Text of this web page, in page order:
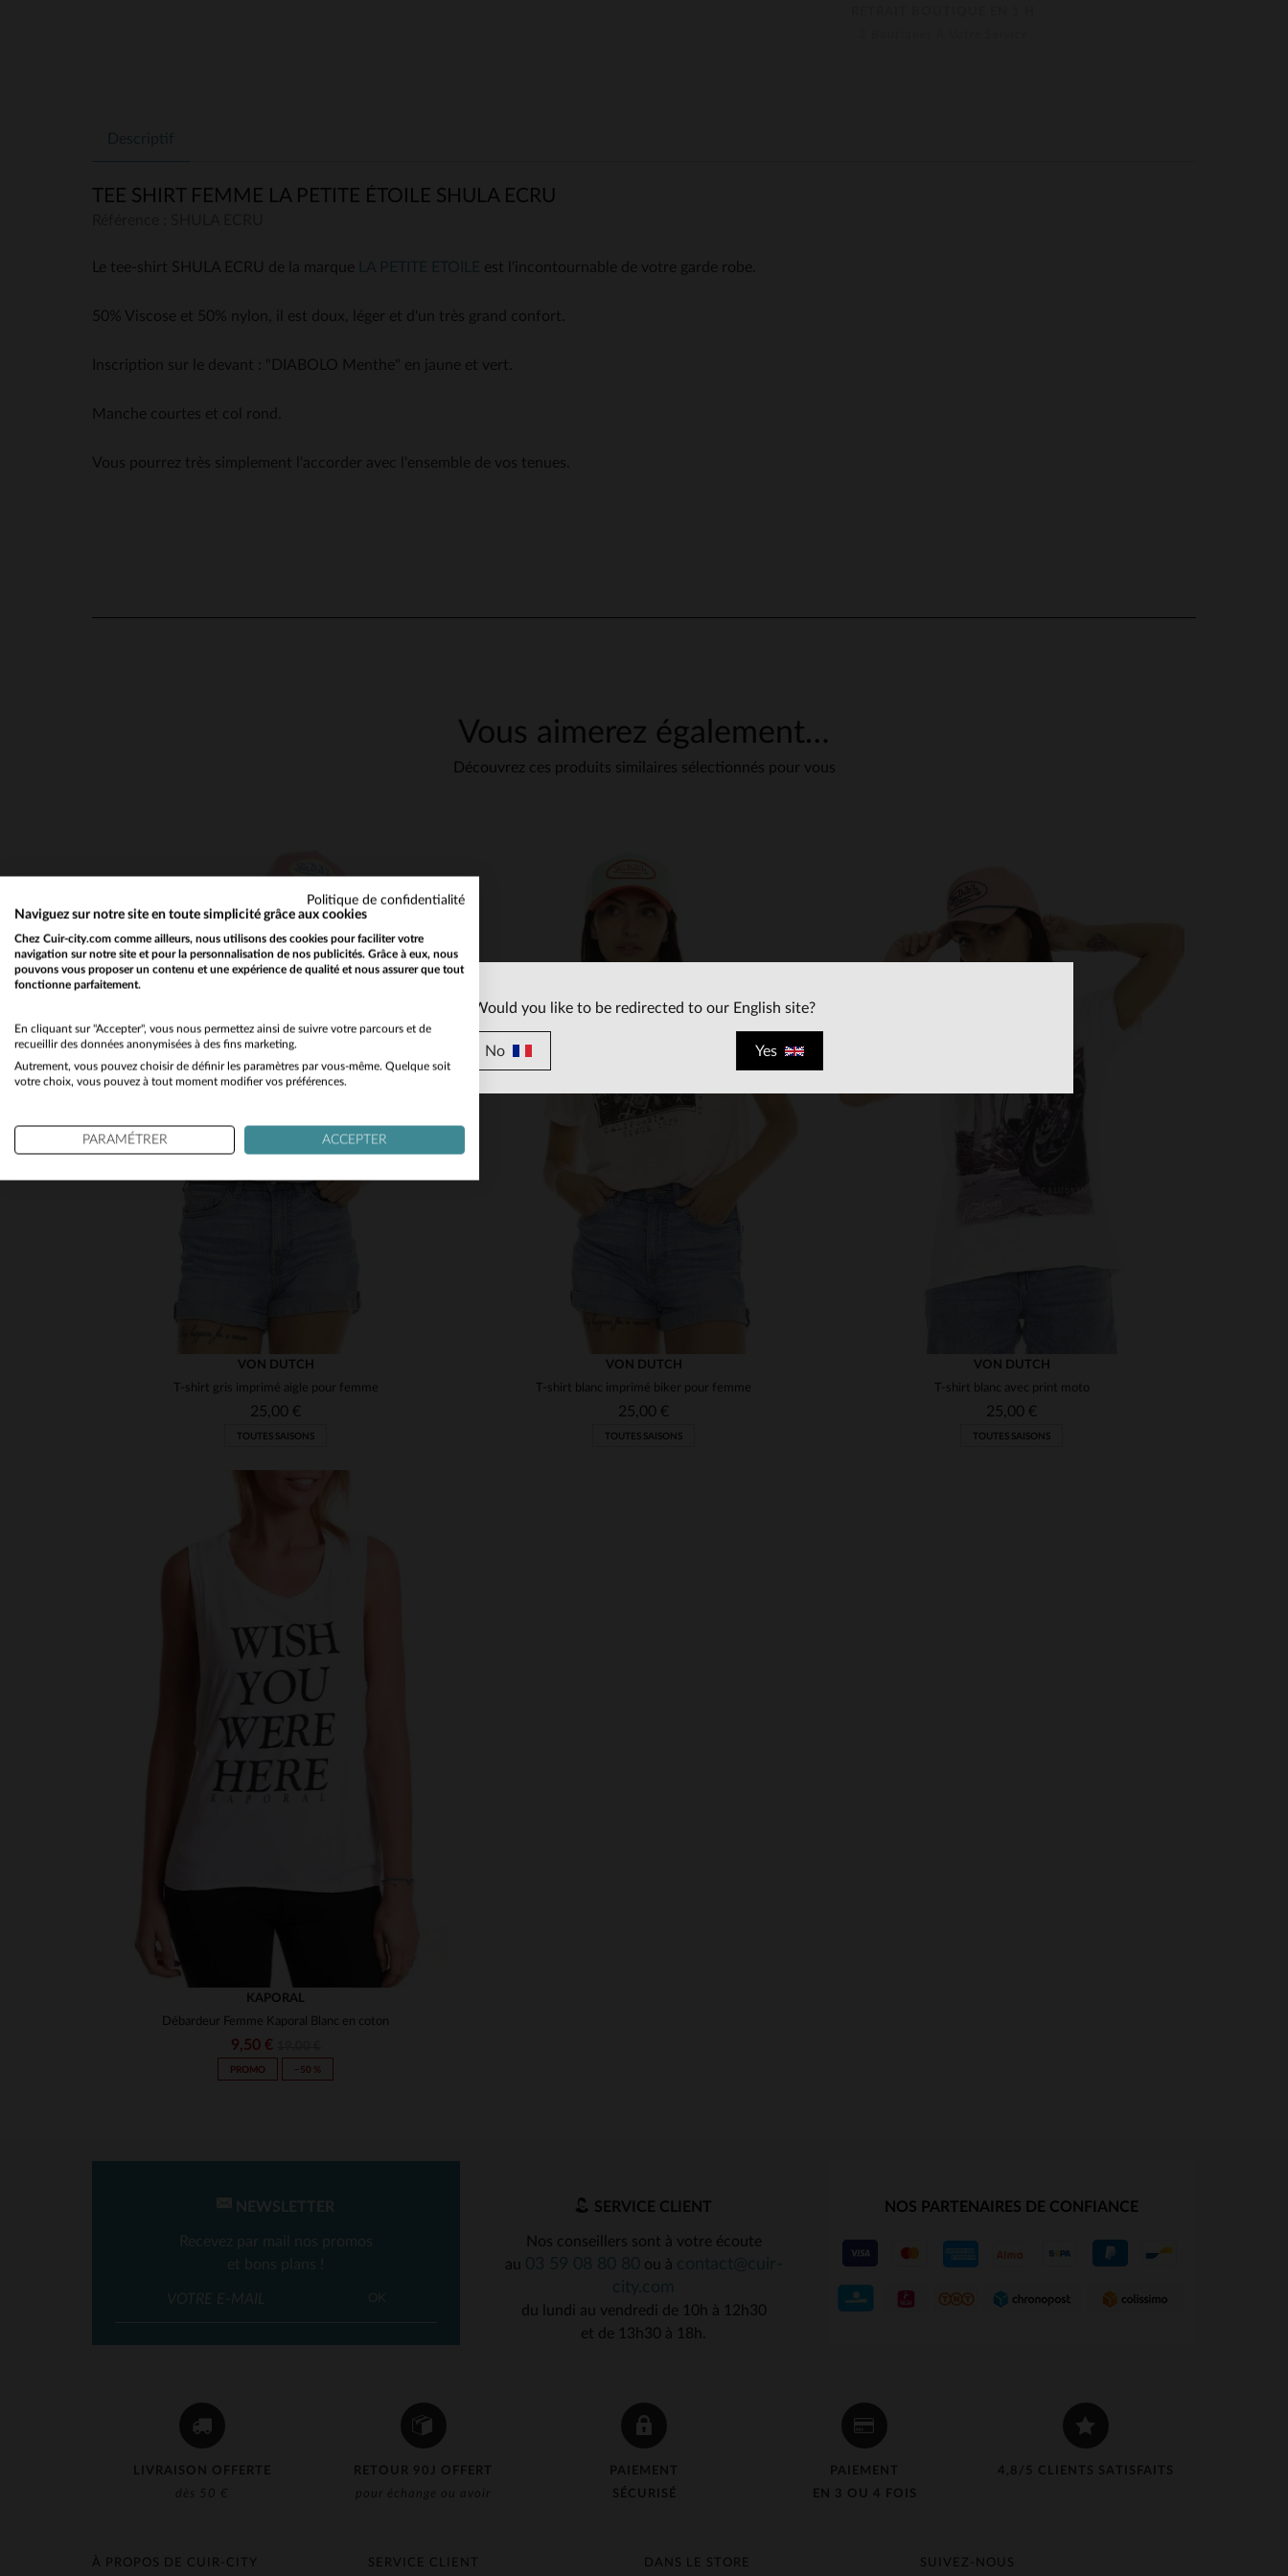
Descriptif
TEE SHIRT FEMME LA PETITE ÉTOILE SHULA ECRU
Le tee-shirt SHULA ECRU de la marque LA PETITE ETOILE est l'incontournable de votre garde robe.
50% Viscose et 50% nylon, il est doux, léger et d'un très grand confort.
Inscription sur le devant : "DIABOLO Menthe" en jaune et vert.
Manche courtes et col rond.
Vous pourrez très simplement l'accorder avec l'ensemble de vos tenues.
Vous aimerez également…
Découvrez ces produits similaires sélectionnés pour vous
VON DUTCH
T-shirt gris imprimé aigle pour femme
25,00 €
TOUTES SAISONS
VON DUTCH
T-shirt blanc imprimé biker pour femme
25,00 €
TOUTES SAISONS
VON DUTCH
T-shirt blanc avec print moto
25,00 €
TOUTES SAISONS
KAPORAL
Débardeur Femme Kaporal Blanc en coton
9,50 €
PROMO −50 %
LIVRAISON OFFERTE
dès 50 €
RETOUR 90J OFFERT
pour échange ou avoir
PAIEMENT
SÉCURISÉ
PAIEMENT
EN 3 OU 4 FOIS
4,8/5 CLIENTS SATISFAITS
NEWSLETTER
Recevez par mail nos promos
et bons plans !
OK
SERVICE CLIENT
Nos conseillers sont à votre écoute
au
ou à
du lundi au vendredi de 10h à 12h30
et de 13h30 à 18h.
NOS PARTENAIRES DE CONFIANCE
SUIVEZ-NOUS
SERVICE CLIENT DANS LE STORE
À PROPOS DE CUIR-CITY
Would you like to be redirected to our English site?
No Yes
Politique de confidentialité
Naviguez sur notre site en toute simplicité grâce aux cookies
Chez Cuir-city.com comme ailleurs, nous utilisons des cookies pour faciliter votre
navigation sur notre site et pour la personnalisation de nos publicités. Grâce à eux, nous
pouvons vous proposer un contenu et une expérience de qualité et nous assurer que tout
fonctionne parfaitement.
En cliquant sur "Accepter", vous nous permettez ainsi de suivre votre parcours et de
recueillir des données anonymisées à des fins marketing.
Autrement, vous pouvez choisir de définir les paramètres par vous-même. Quelque soit
votre choix, vous pouvez à tout moment modifier vos préférences.
PARAMÉTRER ACCEPTER